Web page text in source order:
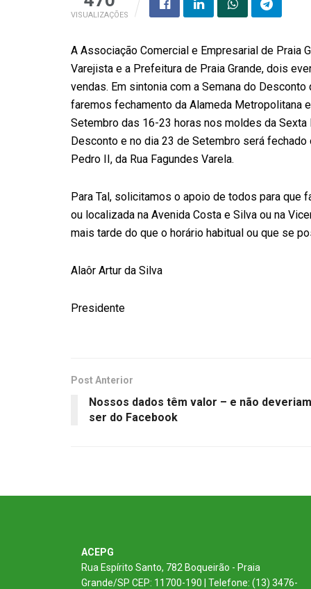
VISUALIZAÇÕES
A Associação Comercial e Empresarial de Praia
Varejista e a Prefeitura de Praia Grande, dois
vendas. Em sintonia com a Semana do
faremos fechamento da Alameda Metropolitana
Setembro das 16-23 horas nos moldes da
Desconto e no dia 23 de Setembro será fechado
Pedro II, da Rua Fagundes Varela.
Para Tal, solicitamos o apoio de todos para que
ou localizada na Avenida Costa e Silva ou na
mais tarde do que o horário habitual ou que se
Alaôr Artur da Silva
Presidente
Post Anterior
Nossos dados têm valor – e não deveriam
ser do Facebook
ACEPG
Rua Espírito Santo, 782 Boqueirão - Praia
Grande/SP CEP: 11700-190 | Telefone: (13) 3476-